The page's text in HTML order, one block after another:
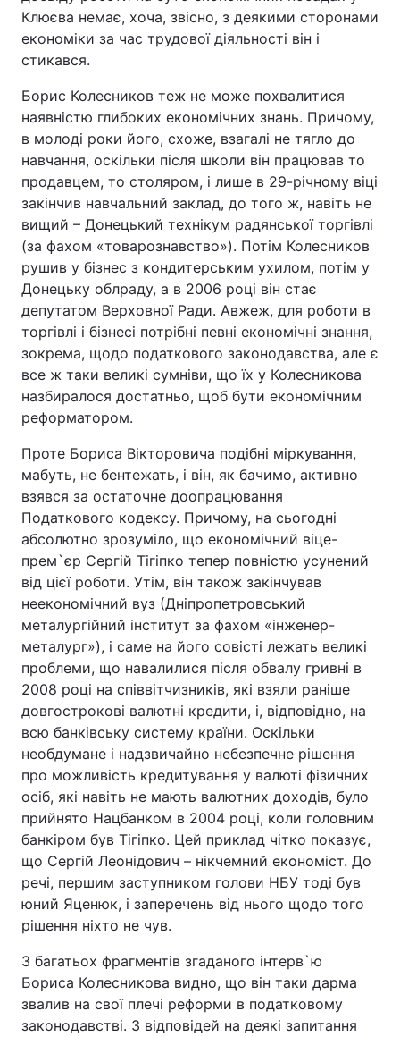
Клюєва немає, хоча, звісно, з деякими сторонами
економіки за час трудової діяльності він і
стикався.
Борис Колесников теж не може похвалитися
наявністю глибоких економічних знань. Причому,
в молоді роки його, схоже, взагалі не тягло до
навчання, оскільки після школи він працював то
продавцем, то столяром, і лише в 29-річному віці
закінчив навчальний заклад, до того ж, навіть не
вищий – Донецький технікум радянської торгівлі
(за фахом «товарознавство»). Потім Колесников
рушив у бізнес з кондитерським ухилом, потім у
Донецьку облраду, а в 2006 році він стає
депутатом Верховної Ради. Авжеж, для роботи в
торгівлі і бізнесі потрібні певні економічні знання,
зокрема, щодо податкового законодавства, але є
все ж таки великі сумніви, що їх у Колесникова
назбиралося достатньо, щоб бути економічним
реформатором.
Проте Бориса Вікторовича подібні міркування,
мабуть, не бентежать, і він, як бачимо, активно
взявся за остаточне доопрацювання
Податкового кодексу. Причому, на сьогодні
абсолютно зрозуміло, що економічний віце-
прем`єр Сергій Тігіпко тепер повністю усунений
від цієї роботи. Утім, він також закінчував
неекономічний вуз (Дніпропетровський
металургійний інститут за фахом «інженер-
металург»), і саме на його совісті лежать великі
проблеми, що навалилися після обвалу гривні в
2008 році на співвітчизників, які взяли раніше
довгострокові валютні кредити, і, відповідно, на
всю банківську систему країни. Оскільки
необдумане і надзвичайно небезпечне рішення
про можливість кредитування у валюті фізичних
осіб, які навіть не мають валютних доходів, було
прийнято Нацбанком в 2004 році, коли головним
банкіром був Тігіпко. Цей приклад чітко показує,
що Сергій Леонідович – нікчемний економіст. До
речі, першим заступником голови НБУ тоді був
юний Яценюк, і заперечень від нього щодо того
рішення ніхто не чув.
З багатьох фрагментів згаданого інтерв`ю
Бориса Колесникова видно, що він таки дарма
звалив на свої плечі реформи в податковому
законодавстві. З відповідей на деякі запитання